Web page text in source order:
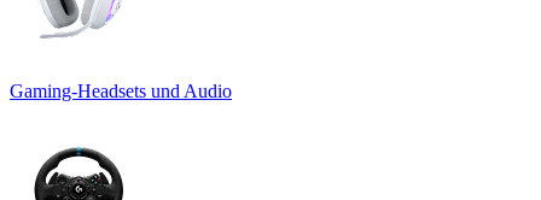
Gaming-Headsets und Audio